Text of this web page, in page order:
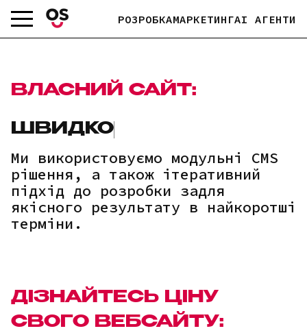
Skip
to
content
РОЗРОБКАМАРКЕТИНГAI АГЕНТИ
ВЛАСНИЙ САЙТ:
Ми використовуємо модульні CMS
рішення, а також ітеративний
підхід до розробки задля
якісного результату в найкоротші
терміни.
ДІЗНАЙТЕСЬ ЦІНУ
СВОГО ВЕБСАЙТУ: